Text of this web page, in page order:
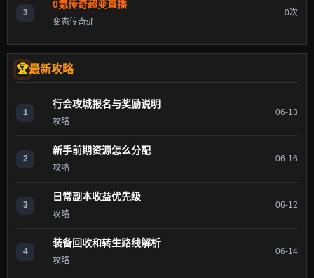
3
0氪传奇超变直播
变态传奇sf
0次
最新攻略
1
行会攻城报名与奖励说明
攻略
06-13
2
新手前期资源怎么分配
攻略
06-16
3
日常副本收益优先级
攻略
06-12
4
装备回收和转生路线解析
攻略
06-14